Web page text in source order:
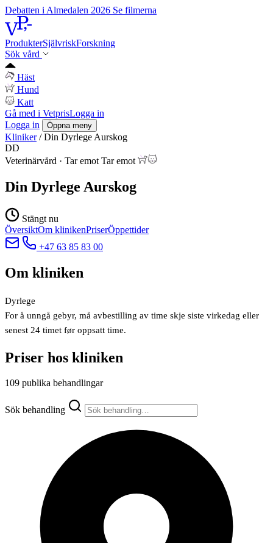
Debatten i Almedalen 2026 Se filmerna
ProdukterSjälvriskForskning
Sök vård
Häst
Hund
Katt
Gå med i VetprisLogga in
Logga in
Öppna meny
Kliniker / Din Dyrlege Aurskog
DD
Veterinärvård · Tar emot Tar emot
Din Dyrlege Aurskog
Stängt nu
ÖversiktOm klinikenPriserÖppettider
+47 63 85 83 00
Om kliniken
Dyrlege
For å unngå gebyr, må avbestilling av time skje siste virkedag eller
senest 24 timet før oppsatt time.
Priser hos kliniken
109 publika behandlingar
Sök behandling